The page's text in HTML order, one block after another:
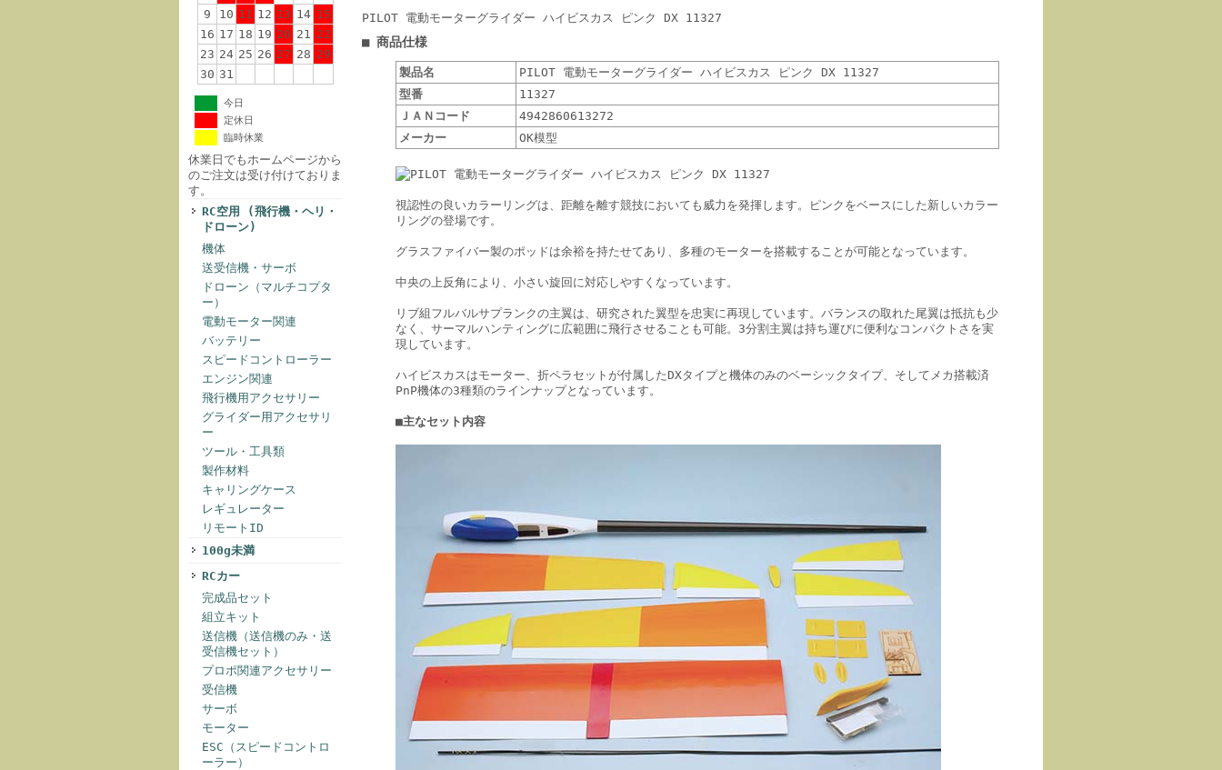
9
10 11 12 13 14 15
16 17 18 19 20 21 22
23 24 25 26 27 28 29
30 31
今日
定休日
臨時休業
休業日でもホームページから
のご注文は受け付けておりま
す。
RC空用 (飛行機・ヘリ・
ドローン)
機体
送受信機・サーボ
ドローン（マルチコプタ
ー）
電動モーター関連
バッテリー
スピードコントローラー
エンジン関連
飛行機用アクセサリー
グライダー用アクセサリ
ー
ツール・工具類
製作材料
キャリングケース
レギュレーター
リモートID
100g未満
RCカー
完成品セット
組立キット
送信機（送信機のみ・送
受信機セット）
プロポ関連アクセサリー
受信機
サーボ
モーター
ESC（スピードコントロ
ーラー）
PILOT 電動モーターグライダー ハイビスカス ピンク DX 11327
■ 商品仕様
製品名
PILOT 電動モーターグライダー ハイビスカス ピンク DX 11327
型番
11327
ＪＡＮコード
4942860613272
メーカー
OK模型
視認性の良いカラーリングは、距離を離す競技においても威力を発揮します。ピンクをベースにした新しいカラー
リングの登場です。
グラスファイバー製のポッドは余裕を持たせてあり、多種のモーターを搭載することが可能となっています。
中央の上反角により、小さい旋回に対応しやすくなっています。
リブ組フルバルサプランクの主翼は、研究された翼型を忠実に再現しています。バランスの取れた尾翼は抵抗も少
なく、サーマルハンティングに広範囲に飛行させることも可能。3分割主翼は持ち運びに便利なコンパクトさを実
現しています。
ハイビスカスはモーター、折ペラセットが付属したDXタイプと機体のみのベーシックタイプ、そしてメカ搭載済
PnP機体の3種類のラインナップとなっています。
■主なセット内容